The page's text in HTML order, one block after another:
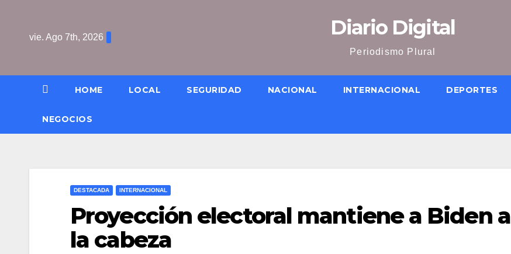
contenido
vie. Ago 7th, 2026 Diario Digital
Periodismo Plural
HOME LOCAL SEGURIDAD NACIONAL INTERNACIONAL DEPORTES
NEGOCIOS
DESTACADA INTERNACIONAL
Proyección electoral mantiene a Biden a
la cabeza